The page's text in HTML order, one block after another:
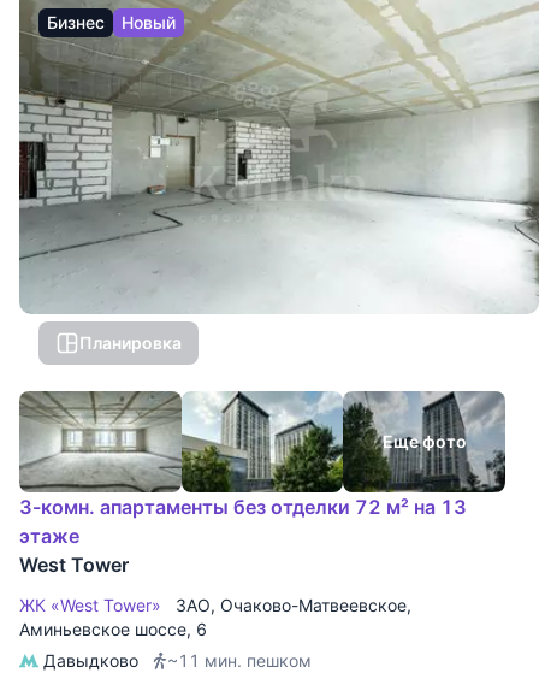
Бизнес Новый
Планировка
Еще фото
3-комн. апартаменты без отделки 72 м² на 13
этаже
West Tower
ЖК «West Tower» ЗАО, Очаково-Матвеевское,
Аминьевское шоссе, 6
Давыдково
~11 мин. пешком